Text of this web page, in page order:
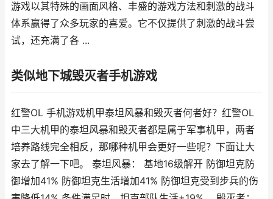
游戏以其特殊的画面风格、丰盛的游戏方法和刺激的战斗
体系赢得了众多玩家的喜爱。它不仅提供了刺激的战斗尝
试，还充满了各 ...
类似地下城毁灭者手机游戏
红警OL 手机游戏机甲泰坦风暴和毁灭者何者好？红警OL
中三大机甲的泰坦风暴和毁灭者都是属于军事机甲，两者
培养路线完全相反，那哪种机甲会更好一些呢？下面让大
家去了解一下吧。 泰坦风暴： 基地16级解开 防御坦克防
御增加41% 防御坦克生活增加41% 防御坦克受到步兵的伤